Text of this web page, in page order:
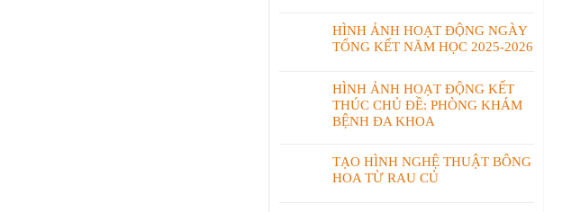
HÌNH ẢNH HOẠT ĐỘNG NGÀY
TỔNG KẾT NĂM HỌC 2025-2026
HÌNH ẢNH HOẠT ĐỘNG KẾT
THÚC CHỦ ĐỀ: PHÒNG KHÁM
BỆNH ĐA KHOA
TẠO HÌNH NGHỆ THUẬT BÔNG
HOA TỪ RAU CỦ